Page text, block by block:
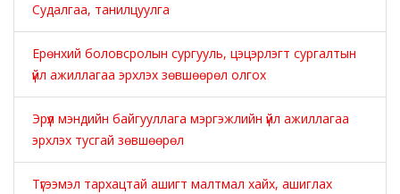
Судалгаа, танилцуулга
Ерөнхий боловсролын сургууль, цэцэрлэгт сургалтын
үйл ажиллагаа эрхлэх зөвшөөрөл олгох
Эрүүл мэндийн байгууллага мэргэжлийн үйл ажиллагаа
эрхлэх тусгай зөвшөөрөл
Түгээмэл тархацтай ашигт малтмал хайх, ашиглах